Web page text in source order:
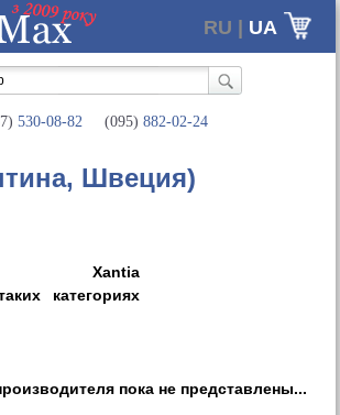
RU | UA
530-08-82 (095) 882-02-24
Швеция)
Xantia
категориях
пока не представлены...